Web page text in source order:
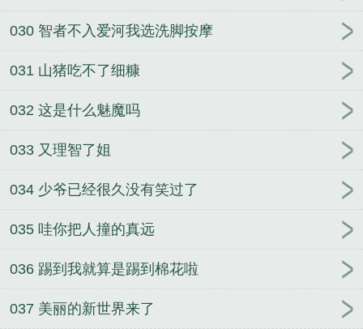
030 智者不入爱河我选洗脚按摩
031 山猪吃不了细糠
032 这是什么魅魔吗
033 又理智了姐
034 少爷已经很久没有笑过了
035 哇你把人撞的真远
036 踢到我就算是踢到棉花啦
037 美丽的新世界来了